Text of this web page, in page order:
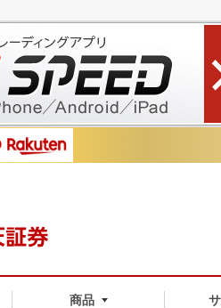
商品